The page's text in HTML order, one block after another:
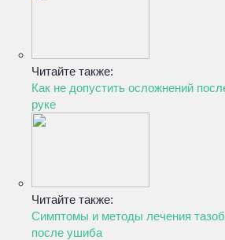
Читайте также:
Как не допустить осложнений
руке
Читайте также:
Симптомы и методы лечения
после ушиба